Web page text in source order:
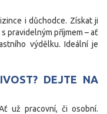
i důchodce. Získat ji
pravidelným příjmem – ať
výdělku. Ideální je
DEJTE NA
už pracovní, či osobní.